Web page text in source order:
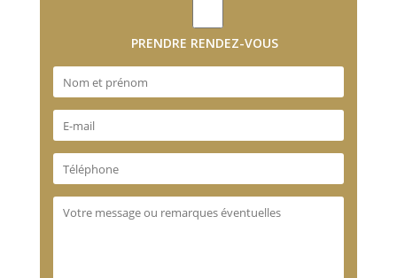
PRENDRE RENDEZ-VOUS